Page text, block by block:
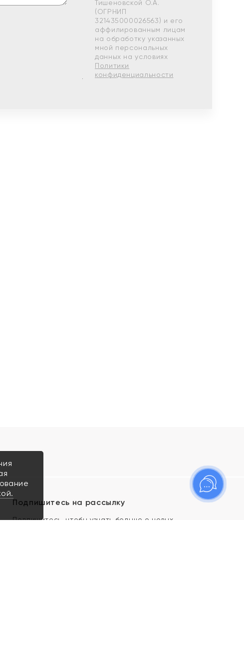
Тишеновской О.А.
(ОГРНИП
321435000026563) и его
аффилированным лицам
на обработку указанных
мной персональных
данных на условиях
Политики
конфиденциальности
Подпишитесь на рассылку
Подпишитесь, чтобы узнать больше о новых